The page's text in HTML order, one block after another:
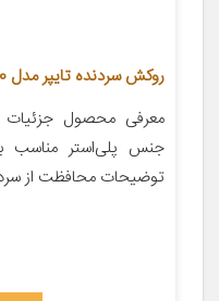
روکش سردنده تایپر مدل S900
جنس پلی‌استر مناسب
توضیحات محافظت از